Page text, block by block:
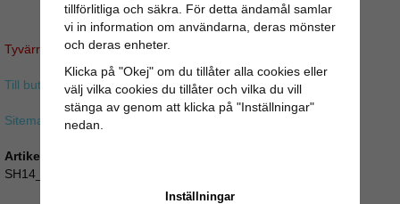
Tyvärr ingår inte denna produkt i vårt sortiment för tillfället.
Till butikens startsida »
Sitemap »
Artikelnummer:
SH14_673541
tillförlitliga och säkra. För detta ändamål samlar
vi in information om användarna, deras mönster
och deras enheter.
Klicka på "Okej" om du tillåter alla cookies eller
välj vilka cookies du tillåter och vilka du vill
stänga av genom att klicka på "Inställningar"
nedan.
Inställningar